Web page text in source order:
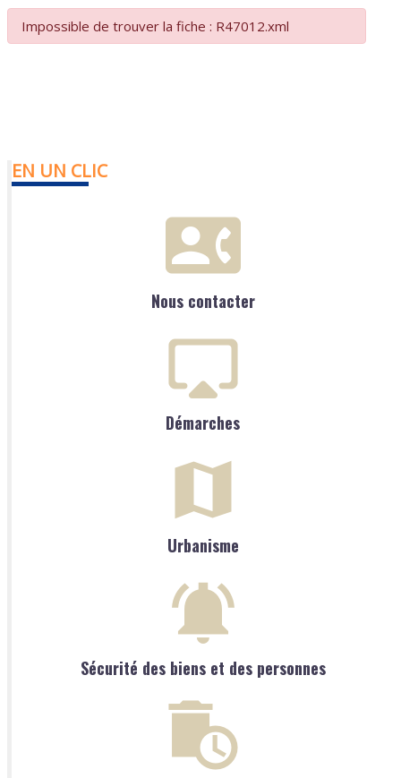
Impossible de trouver la fiche : R47012.xml
EN UN CLIC
Nous contacter
Démarches
Urbanisme
Sécurité des biens et des personnes